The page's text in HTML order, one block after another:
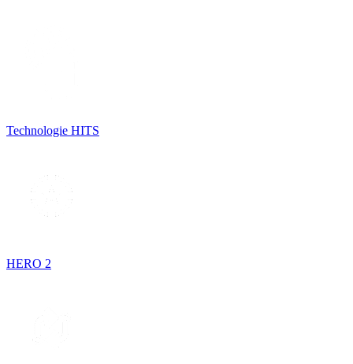
Technologie HITS
HERO 2